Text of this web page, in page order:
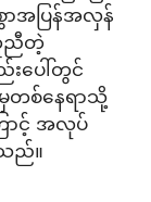
ာအပြန်အလှန်
ညီတဲ့
းပေါ်တွင်
မှတစ်နေရာသို့
ောင့် အလုပ်
ည်။